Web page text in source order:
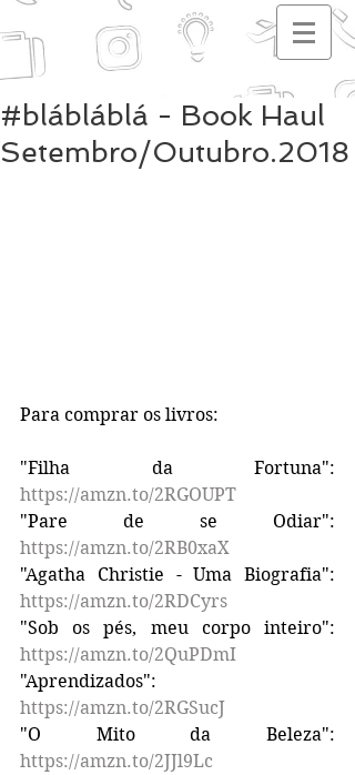
#blábláblá - Book Haul
Setembro/Outubro.2018
Para comprar os livros:
https://amzn.to/2RGOUPT
https://amzn.to/2RB0xaX
https://amzn.to/2RDCyrs
https://amzn.to/2QuPDmI
https://amzn.to/2RGSucJ
https://amzn.to/2JJl9Lc